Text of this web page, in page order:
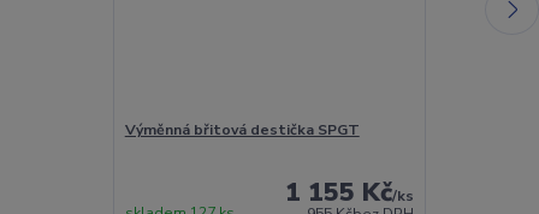
Výměnná břitová destička SPGT
1 155 Kč/ks